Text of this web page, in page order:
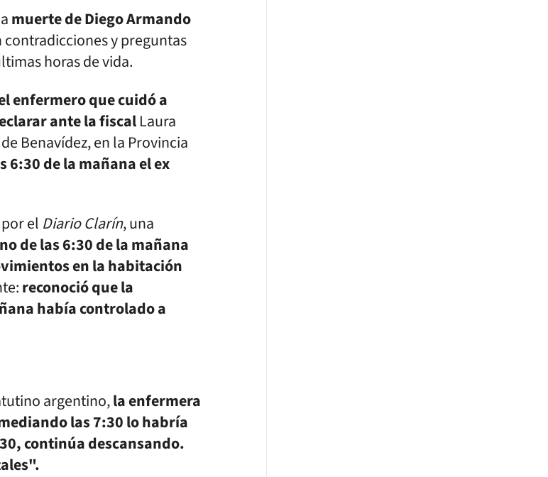
muerte de Diego Armando
contradicciones y preguntas
horas de vida.
enfermero que cuidó a
ante la fiscalLaura
Benavídez, en la Provincia
6:30 de la mañana el ex
el Diario Clarín, una
de las 6:30 de la mañana
en la habitación
reconoció que la
había controlado a
argentino,la enfermera
las 7:30 lo habría
continúa descansando.